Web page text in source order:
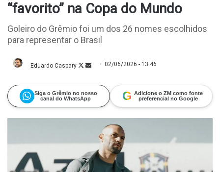
“favorito” na Copa do Mundo
Goleiro do Grêmio foi um dos 26 nomes escolhidos
para representar o Brasil
Eduardo Caspary FollowMande
02/06/2026 - 13:46
Siga o Grêmio no nosso
canal do WhatsApp
G Adicione o ZM como fonte
preferencial no Google